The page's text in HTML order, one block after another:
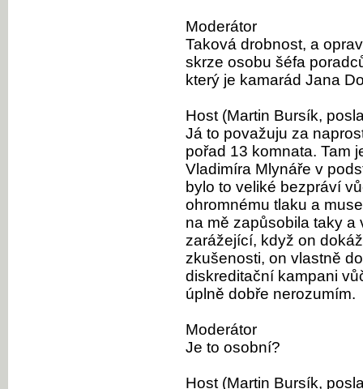
Moderátor
Taková drobnost, a
skrze osobu šéfa
který je kamarád Jana
Host (Martin Bursík,
Já to považuju za
pořad 13 komnata. Tam
Vladimíra Mlynáře v
bylo to veliké bezpráví
ohromnému tlaku a
na mě zapůsobila taky a
zarážející, když on
zkušenosti, on vlastně
diskreditační kampani
úplně dobře nerozumím.
Moderátor
Je to osobní?
Host (Martin Bursík,